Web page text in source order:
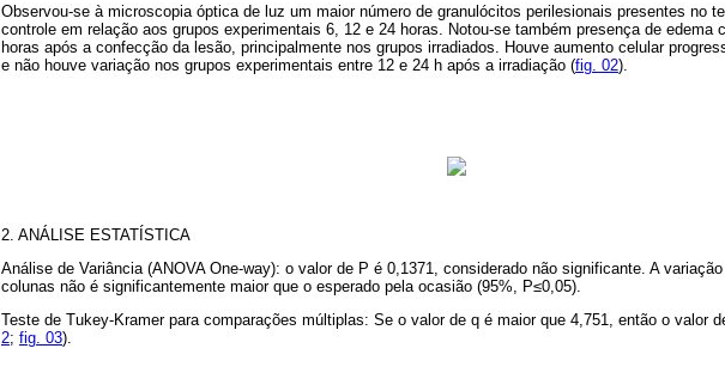
Observou-se à microscopia óptica de luz um maior número de granulócitos perilesionais presentes no
controle em relação aos grupos experimentais 6, 12 e 24 horas. Notou-se também presença de edema
horas após a confecção da lesão, principalmente nos grupos irradiados. Houve aumento celular
e não houve variação nos grupos experimentais entre 12 e 24 h após a irradiação (fig. 02).
2. ANÁLISE ESTATÍSTICA
Análise de Variância (ANOVA One-way): o valor de P é 0,1371, considerado não significante. A
colunas não é significantemente maior que o esperado pela ocasião (95%, P≤0,05).
Teste de Tukey-Kramer para comparações múltiplas: Se o valor de q é maior que 4,751, então o valor
2; fig. 03).